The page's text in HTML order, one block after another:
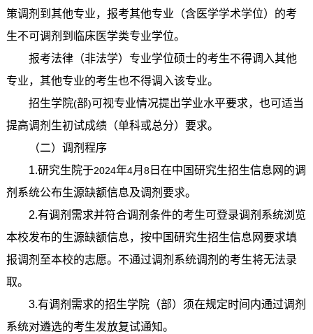
策调剂到其他专业，报考其他专业（含医学学术学位）的考
生不可调剂到临床医学类专业学位。
报考法律（非法学）专业学位硕士的考生不得调入其他
专业，其他专业的考生也不得调入该专业。
招生学院(部)可视专业情况提出学业水平要求，也可适当
提高调剂生初试成绩（单科或总分）要求。
（二）调剂程序
1.研究生院于2024年4月 8日在中国研究生招生信息网的调
剂系统公布生源缺额信息及调剂要求。
2.有调剂需求并符合调剂条件的考生可登录调剂系统浏览
本校发布的生源缺额信息，按中国研究生招生信息网要求填
报调剂至本校的志愿。不通过调剂系统调剂的考生将无法录
取。
3.有调剂需求的招生学院（部）须在规定时间内通过调剂
系统对遴选的考生发放复试通知。